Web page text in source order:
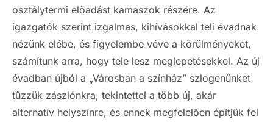
osztálytermi előadást kamaszok részére. Az
igazgatók szerint izgalmas, kihívásokkal teli évadnak
nézünk elébe, és figyelembe véve a körülményeket,
számítunk arra, hogy tele lesz meglepetésekkel. Az új
évadban újból a „Városban a színház” szlogenünket
tűzzük zászlónkra, tekintettel a több új, akár
alternatív helyszínre, és ennek megfelelően építjük fel